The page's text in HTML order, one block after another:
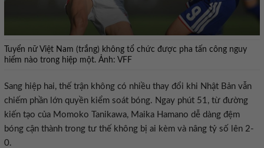
Tuyển nữ Việt Nam (trắng) không tổ chức được pha tấn công nguy
hiểm nào trong hiệp một. Ảnh: VFF
Sang hiệp hai, thế trận không có nhiều thay đổi khi Nhật Bản vẫn
chiếm phần lớn quyền kiểm soát bóng. Ngay phút 51, từ đường
kiến tạo của Momoko Tanikawa, Maika Hamano dễ dàng đệm
bóng cận thành trong tư thế không bị ai kèm và nâng tỷ số lên 2-
0.